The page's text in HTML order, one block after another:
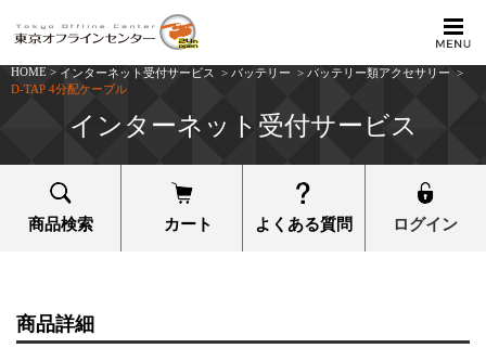
HOME > インターネット受付サービス > バッテリー > バッテリー類アクセサリー >
D-TAP 4分配ケーブル
インターネット受付サービス
商品検索 カート よくある質問 ログイン
商品詳細